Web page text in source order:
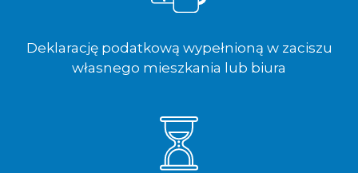
Deklarację podatkową wypełnioną w zaciszu
własnego mieszkania lub biura